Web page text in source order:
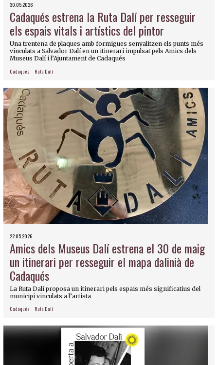
30.05.2026
Cadaqués estrena la Ruta Dalí per resseguir
els espais vitals i artístics del pintor
Una trentena de plaques amb formigues senyalitzen els punts més
vinculats a Salvador Dalí en un itinerari impulsat pels Amics dels
Museus Dalí i l’Ajuntament de Cadaqués
Cadaqués Ruta Dalí
22.05.2026
Amics dels Museus Dalí estrena el 30 de maig
un itinerari per resseguir el mapa dalinià de
Cadaqués
La Ruta Dalí proposa un itinerari pels espais més significatius del
municipi vinculats a l’artista
Cadaqués Ruta Dalí